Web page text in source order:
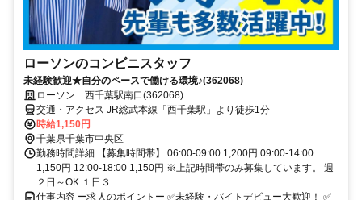
ローソンのコンビニスタッフ
未経験歓迎★自分のペースで働ける環境♪(362068)
ローソン 西千葉駅南口(362068)
交通・アクセス JR総武本線「西千葉駅」より徒歩1分
時給1,150円
千葉県千葉市中央区
勤務時間詳細 【募集時間帯】 06:00-09:00 1,200円 09:00-14:00
1,150円 12:00-18:00 1,150円 ※上記時間帯のみ募集しています。 週
２日～OK １日３...
仕事内容 ー求人のポイントー ✅未経験・バイトデビュー大歓迎！ ✅